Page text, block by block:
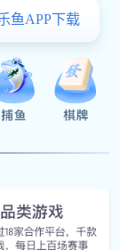
锈钢件、钛合
疗器具的光洁度
适合用于样品零
面积小，可放置
的工况条件。
、轴承套圈等
采用高速切削或
方式。
尺寸、结构的
要求高、操作空